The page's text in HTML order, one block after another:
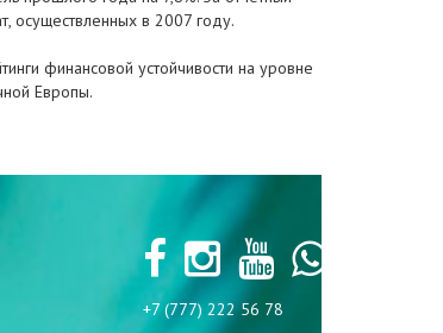
осуществленных в 2007 году.
финансовой устойчивости на уровне
Европы.
+7 (777) 222 56 78